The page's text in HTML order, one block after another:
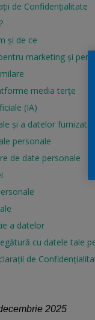
de Confidențialitate
și de ce
marketing și
media terțe
(IA)
și a datelor furnizate
personale
de date personale
a datelor
cu datele tale
de
2025